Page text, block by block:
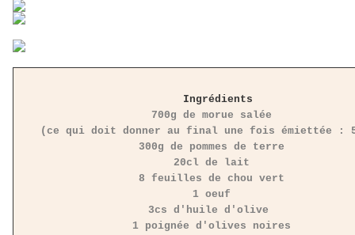
Ingrédients
700g de morue salée
(ce qui doit donner au final une fois émiettée :
300g de pommes de terre
20cl de lait
8 feuilles de chou vert
1 oeuf
3cs d'huile d'olive
1 poignée d'olives noires